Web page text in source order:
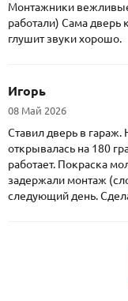
Монтажники
работали) Сама дверь
глушит звуки хорошо.
Игорь
08 Май 2026
Ставил дверь в
открывалась на 180
работает. Покраска
задержали монтаж
следующий день.